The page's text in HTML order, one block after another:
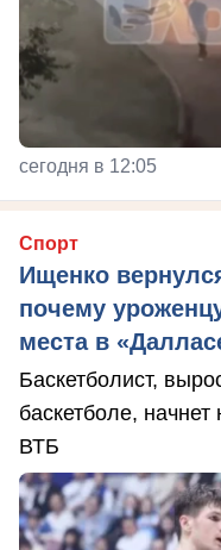
сегодня в 12:05
Спорт
Ищенко
почему
места в
Баскетболист,
баскетболе,
ВТБ